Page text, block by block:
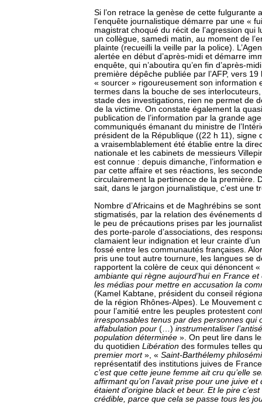
Si l’on retrace la genèse de cette fulgurante
l’enquête journalistique démarre par une «
magistrat choqué du récit de l’agression qui
un collègue, samedi matin, au moment de
plainte (recueilli la veille par la police).
alertée en début d’après-midi et démarre
enquête, qui n’aboutira qu’en fin d’après-
première dépêche publiée par l’AFP, vers 19
« sourcer » rigoureusement son information
termes dans la bouche de ses
stade des investigations, rien ne permet de
de la victime. On constate également la
publication de l’information par la grande
communiqués émanant du ministre de
président de la République ((22 h 11), signe
a vraisemblablement été établie entre la
nationale et les cabinets de messieurs
est connue : depuis dimanche, l’information
par cette affaire et ses réactions, les
circulairement la pertinence de la première.
sait, dans le jargon journalistique, c’est une
Nombre d’Africains et de Maghrébins se
stigmatisés, par la relation des événements
le peu de précautions prises par les
des porte-parole d’associations, des
clamaient leur indignation et leur crainte
fossé entre les communautés françaises.
pris une tout autre tournure, les langues se
rapportent la colère de ceux qui dénoncent «
ambiante qui règne aujourd’hui en France et
les médias pour mettre en accusation la
(Kamel Kabtane, président du conseil
de la région Rhônes-Alpes). Le Mouvement
pour l’amitié entre les peuples protestent
irresponsables tenus par des personnes qui
affabulation pour (…) instrumentaliser
population déterminée ». On peut lire dans
du quotidien Libération des formules telles
premier mort», « Saint-Barthélemy
représentatif des institutions juives de
c’est que cette jeune femme ait cru qu’elle
affirmant qu’on l’avait prise pour une juive
étaient d’origine black et beur. Et le pire
crédible, parce que cela se passe tous les